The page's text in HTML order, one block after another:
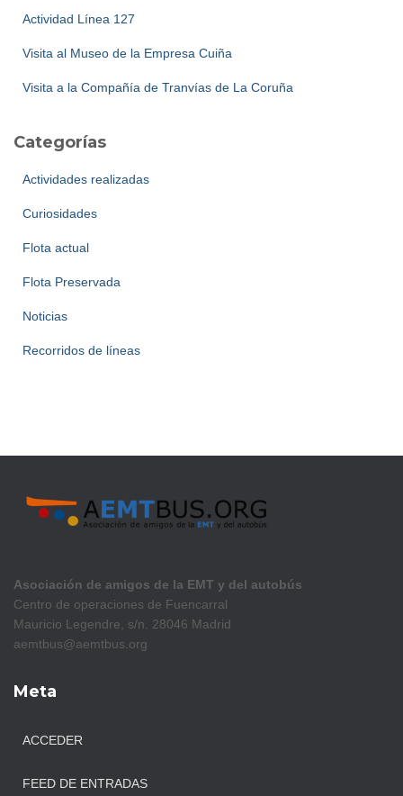
Actividad Línea 127
Visita al Museo de la Empresa Cuiña
Visita a la Compañía de Tranvías de La Coruña
Categorías
Actividades realizadas
Curiosidades
Flota actual
Flota Preservada
Noticias
Recorridos de líneas
Asociación de amigos de la EMT y del autobús
Centro de operaciones de Fuencarral
Mauricio Legendre, s/n. 28046 Madrid
aemtbus@aemtbus.org
Meta
ACCEDER
FEED DE ENTRADAS